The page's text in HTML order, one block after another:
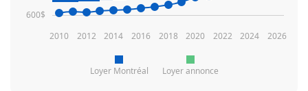
Loyer Montréal Loyer annonce
2010 2012 2014 2016 2018 2020 2022 2024 2026
600$